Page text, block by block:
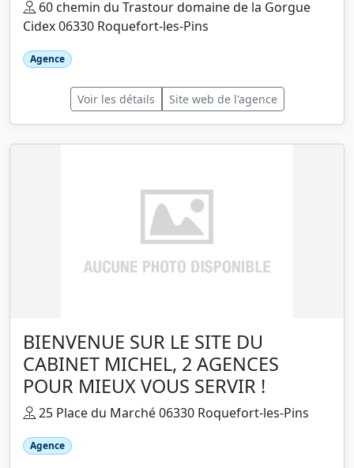
60 chemin du Trastour domaine de la Gorgue
Cidex 06330 Roquefort-les-Pins
Agence
Voir les détails Site web de l'agence
BIENVENUE SUR LE SITE DU
CABINET MICHEL, 2 AGENCES
POUR MIEUX VOUS SERVIR !
25 Place du Marché 06330 Roquefort-les-Pins
Agence